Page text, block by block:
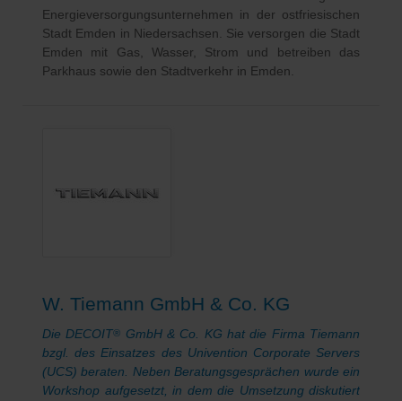
Energieversorgungsunternehmen in der ostfriesischen
Stadt Emden in Niedersachsen. Sie versorgen die Stadt
Emden mit Gas, Wasser, Strom und betreiben das
Parkhaus sowie den Stadtverkehr in Emden.
W. Tiemann GmbH & Co. KG
Die DECOIT® GmbH & Co. KG hat die Firma Tiemann
bzgl. des Einsatzes des Univention Corporate Servers
(UCS) beraten. Neben Beratungsgesprächen wurde ein
Workshop aufgesetzt, in dem die Umsetzung diskutiert